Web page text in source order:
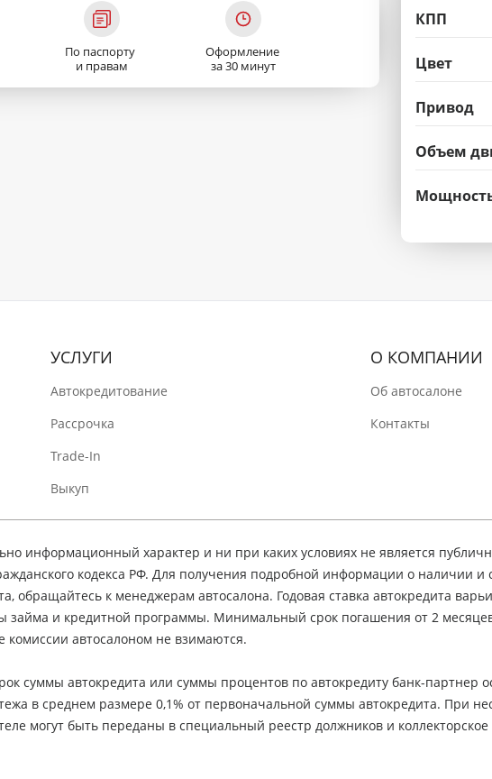
По паспорту
и правам
Оформление
за 30 минут
КПП
Цвет
Привод
Объем
УСЛУГИ
Автокредитование
Рассрочка
Trade-In
Выкуп
О КОМПАНИИ
Об автосалоне
Контакты
информационный характер и ни при каких условиях не является
кодекса РФ. Для получения подробной информации о наличии и
обращайтесь к менеджерам автосалона. Годовая ставка автокредита
займа и кредитной программы. Минимальный срок погашения от 2
автосалоном не взимаются.
суммы автокредита или суммы процентов по автокредиту банк-партнер
в среднем размере 0,1% от первоначальной суммы автокредита. При
могут быть переданы в специальный реестр должников и коллекторское